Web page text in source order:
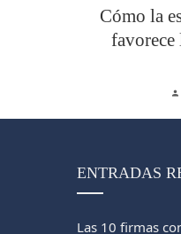
Cómo la
favorece
ENTRADAS
Las 10 firmas